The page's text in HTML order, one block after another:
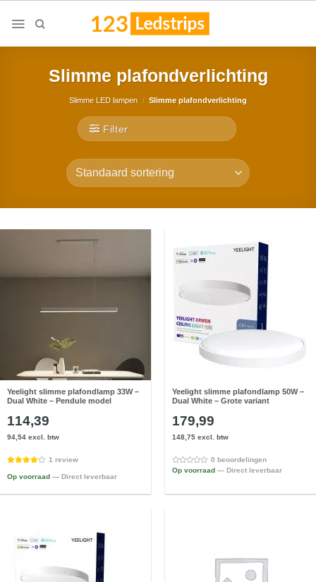
Slimme plafondverlichting
Slimme LED lampen / Slimme plafondverlichting
Filter
Yeelight slimme plafondlamp 33W –
Dual White – Pendule model
114,39
94,54 excl. btw
1 review
Op voorraad — Direct leverbaar
Yeelight slimme plafondlamp 50W –
Dual White – Grote variant
179,99
148,75 excl. btw
0 beoordelingen
Op voorraad — Direct leverbaar